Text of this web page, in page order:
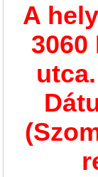
A
3060